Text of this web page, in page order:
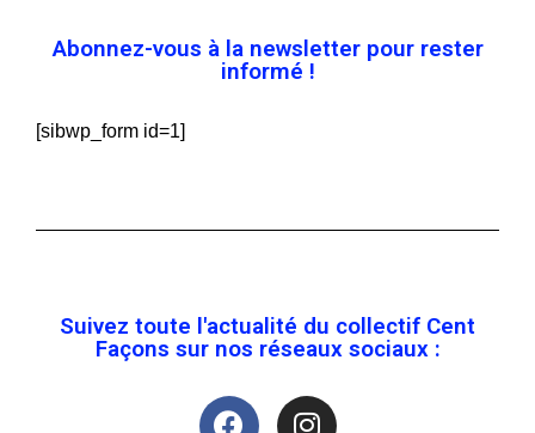
Abonnez-vous à la newsletter pour rester
informé !
[sibwp_form id=1]
Suivez toute l'actualité du collectif Cent
Façons sur nos réseaux sociaux :